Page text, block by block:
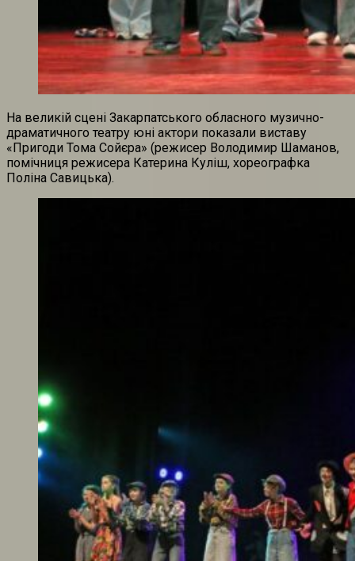
На великій сцені Закарпатського обласного музично-
драматичного театру юні актори показали виставу
«Пригоди Тома Сойєра» (режисер Володимир Шаманов,
помічниця режисера Катерина Куліш, хореографка
Поліна Савицька).